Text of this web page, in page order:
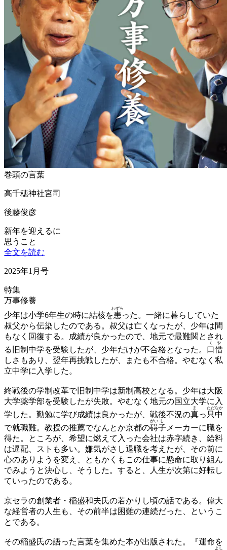
巻頭の言葉
高千穂神社宮司
後藤俊彦
新年を迎えるに
思うこと
全文を読む
2025年1月号
特集
万事修養
少年は小学6年生の時に結核を患
わずら
った。一緒に暮らしていた
叔父から伝染したのである。叔父は亡くなったが、少年は間
もなく回復する。成績が良かったので、地元で最難関とされ
る旧制中学を受験したが、少年だけが不合格となった。 口惜
くや
しさもあり、翌年再挑戦したが、またも不合格。やむなく私
立中学に入学した。
終戦後の学制改革で旧制中学は新制高校となる。少年は大阪
大学薬学部を受験したが失敗。やむなく地元の国立大学に入
学した。勤勉に学び成績は良かったが、戦後不況の真
ま
っ 只
ただ
中
なか
で就職難。教授の推薦でなんとか京都の碍
がい
子
し
メーカーに職を
得た。ところが、希望に燃えて入った会社は赤字続き、給料
は遅配、ストも多い。嫌気がさし退職を考えたが、その前に
心のありようを変え、ともかくもこの仕事に懸命に取り組ん
でみようと決心し、そうした。すると、人生が次第に好転し
ていったのである。
京セラの創業者・稲盛和夫氏の若かりし頃の話である。偉大
な経営者の人生も、その前半は困難の連続だった、というこ
とである。
その稲盛氏の語った言葉を集めた本が出版された。『運命を
よし